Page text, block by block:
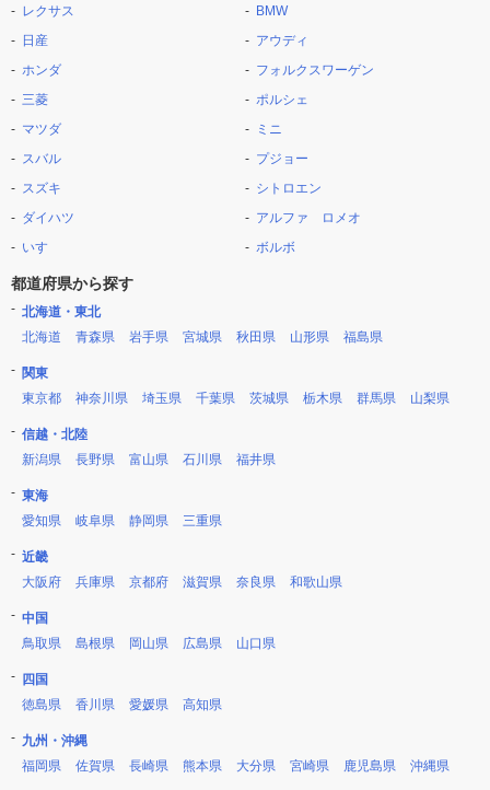
レクサス
日産
ホンダ
三菱
マツダ
スバル
スズキ
ダイハツ
いすゞ
BMW
アウディ
フォルクスワーゲン
ポルシェ
ミニ
プジョー
シトロエン
アルファ ロメオ
ボルボ
都道府県から探す
北海道・東北
北海道
青森県 岩手県 宮城県 秋田県 山形県 福島県
関東
東京都
神奈川県 埼玉県 千葉県 茨城県 栃木県 群馬県 山梨県
信越・北陸
新潟県
長野県 富山県 石川県 福井県
東海
愛知県
岐阜県 静岡県 三重県
近畿
大阪府
兵庫県 京都府 滋賀県 奈良県 和歌山県
中国
鳥取県
島根県 岡山県 広島県 山口県
四国
徳島県
香川県 愛媛県 高知県
九州・沖縄
福岡県
佐賀県 長崎県 熊本県 大分県 宮崎県 鹿児島県 沖縄県